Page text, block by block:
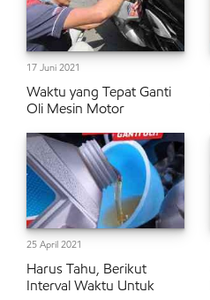
17 Juni 2021
Waktu yang Tepat Ganti
Oli Mesin Motor
25 April 2021
Harus Tahu, Berikut
Interval Waktu Untuk